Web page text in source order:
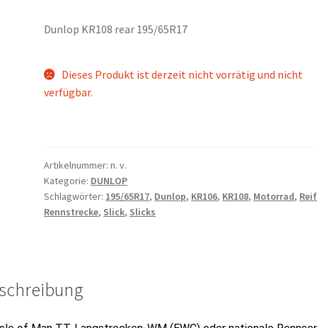
Dunlop KR108 rear 195/65R17
Dieses Produkt ist derzeit nicht vorrätig und nicht
verfügbar.
Artikelnummer:n. v.
Kategorie: DUNLOP
Schlagwörter: 195/65R17, Dunlop, KR106, KR108, Motorrad,
Rennstrecke, Slick, Slicks